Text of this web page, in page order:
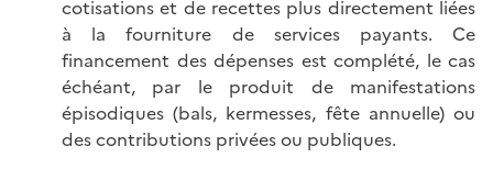
cotisations et de recettes plus directement liées
à la fourniture de services payants. Ce
financement des dépenses est complété, le cas
échéant, par le produit de manifestations
épisodiques (bals, kermesses, fête annuelle) ou
des contributions privées ou publiques.